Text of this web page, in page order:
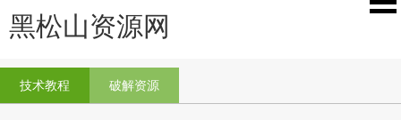
黑松山资源网
技术教程 破解资源